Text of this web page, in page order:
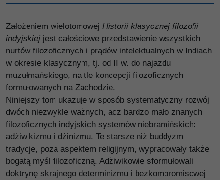
Założeniem wielotomowej Historii klasycznej filozofii
indyjskiej jest całościowe przedstawienie wszystkich
nurtów filozoficznych i prądów intelektualnych w Indiach
w okresie klasycznym, tj. od II w. do najazdu
muzułmańskiego, na tle koncepcji filozoficznych
formułowanych na Zachodzie.
Niniejszy tom ukazuje w sposób systematyczny rozwój
dwóch niezwykle ważnych, acz bardzo mało znanych
filozoficznych indyjskich systemów niebramińskich:
adżiwikizmu i dżinizmu. Te starsze niż buddyzm
tradycje, poza aspektem religijnym, wypracowały także
bogatą myśl filozoficzną. Adżiwikowie sformułowali
doktrynę skrajnego determinizmu i bezkompromisowej